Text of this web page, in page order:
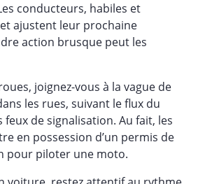
conducteurs, habiles et
ajustent leur prochaine
action brusque peut les
joignez-vous à la vague de
les rues, suivant le flux du
de signalisation. Au fait, les
en possession d’un permis de
pour piloter une moto.